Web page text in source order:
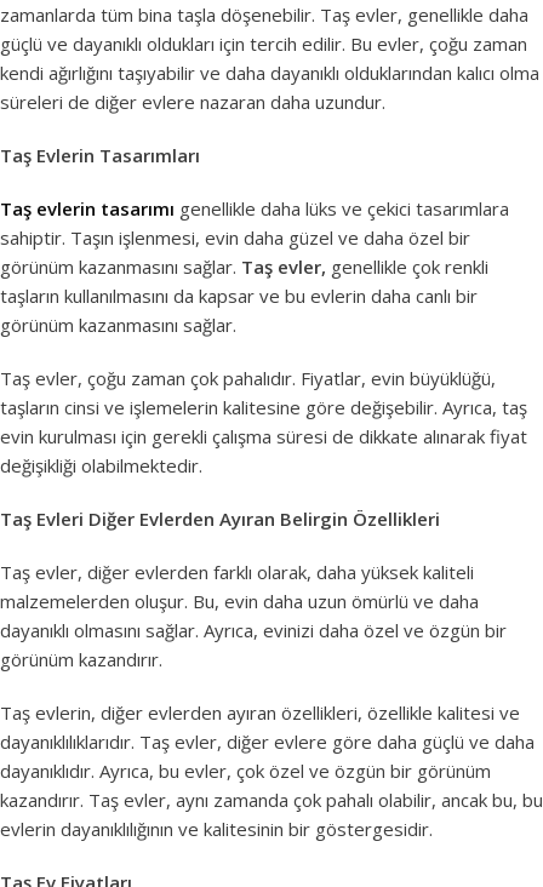
zamanlarda tüm bina taşla döşenebilir. Taş evler, genellikle daha
güçlü ve dayanıklı oldukları için tercih edilir. Bu evler, çoğu zaman
kendi ağırlığını taşıyabilir ve daha dayanıklı olduklarından kalıcı olma
süreleri de diğer evlere nazaran daha uzundur.
Taş Evlerin Tasarımları
Taş evlerin tasarımı genellikle daha lüks ve çekici tasarımlara
sahiptir. Taşın işlenmesi, evin daha güzel ve daha özel bir
görünüm kazanmasını sağlar. Taş evler, genellikle çok renkli
taşların kullanılmasını da kapsar ve bu evlerin daha canlı bir
görünüm kazanmasını sağlar.
Taş evler, çoğu zaman çok pahalıdır. Fiyatlar, evin büyüklüğü,
taşların cinsi ve işlemelerin kalitesine göre değişebilir. Ayrıca, taş
evin kurulması için gerekli çalışma süresi de dikkate alınarak fiyat
değişikliği olabilmektedir.
Taş Evleri Diğer Evlerden Ayıran Belirgin Özellikleri
Taş evler, diğer evlerden farklı olarak, daha yüksek kaliteli
malzemelerden oluşur. Bu, evin daha uzun ömürlü ve daha
dayanıklı olmasını sağlar. Ayrıca, evinizi daha özel ve özgün bir
görünüm kazandırır.
Taş evlerin, diğer evlerden ayıran özellikleri, özellikle kalitesi ve
dayanıklılıklarıdır. Taş evler, diğer evlere göre daha güçlü ve daha
dayanıklıdır. Ayrıca, bu evler, çok özel ve özgün bir görünüm
kazandırır. Taş evler, aynı zamanda çok pahalı olabilir, ancak bu, bu
evlerin dayanıklılığının ve kalitesinin bir göstergesidir.
Taş Ev Fiyatları